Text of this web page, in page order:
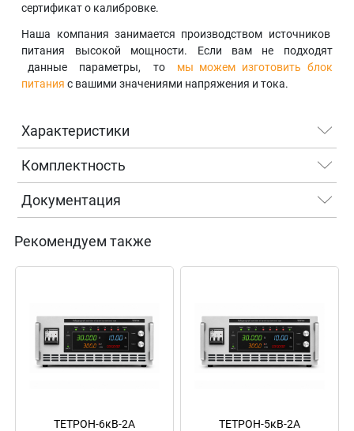
сертификат о калибровке.
Наша компания занимается производством источников
питания высокой мощности. Если вам не подходят
данные параметры, то мы можем изготовить блок
питания с вашими значениями напряжения и тока.
Характеристики
Комплектность
Документация
Рекомендуем также
ТЕТРОН-6кВ-2А ТЕТРОН-5кВ-2А